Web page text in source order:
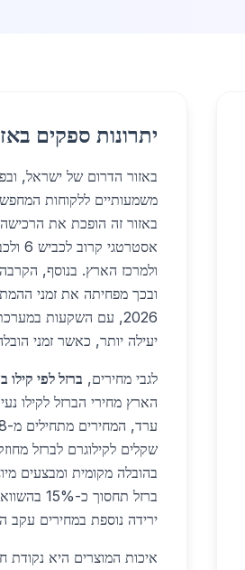
יתרונות ספקים
באזור הדרום של ישראל,
משמעותיים ללקוחות
באזור זה הופכת את
ולמרכז הארץ. בנוסף,
ובכך מפחיתה את זמני
2026, עם השקעות
יעילה יותר, כאשר זמני הובלה יצטמצמו ב-20%
לגבי מחירים, ברזל לפי קילו
שקלים לקילוגרם לברזל
ירידה נוספת במחירים
איכות המוצרים היא נקודת